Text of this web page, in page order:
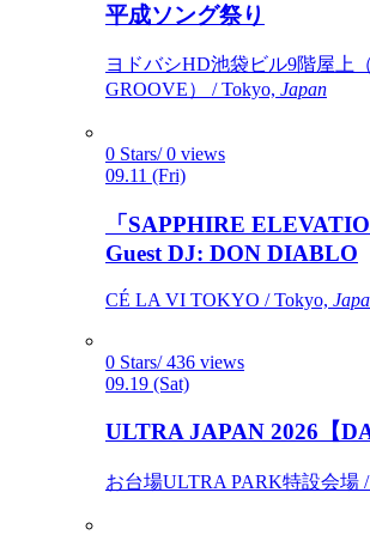
平成ソング祭り
ヨドバシHD池袋ビル9階屋上
GROOVE） / Tokyo, Japan
0 Stars/ 0 views
09.11 (Fri)
「SAPPHIRE
Guest DJ: DON DIABLO
CÉ LA VI TOKYO / Tokyo,
0 Stars/ 436 views
09.19 (Sat)
ULTRA JAPAN 2026【
お台場ULTRA PARK特設会場 /